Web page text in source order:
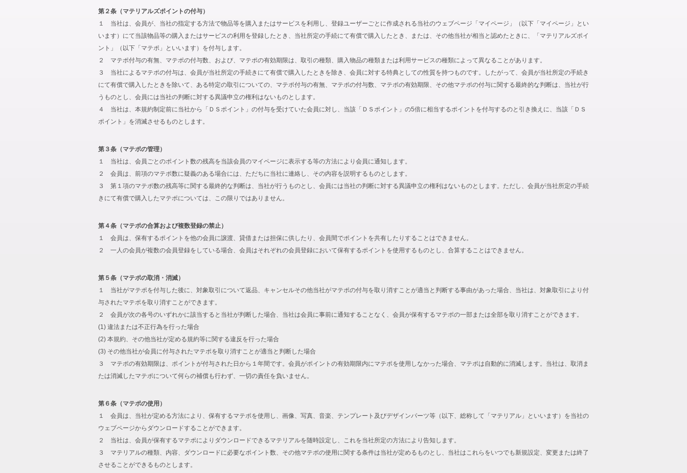
第２条（マテリアルズポイントの付与）
１ 当社は、会員が、当社の指定する方法で物品等を購入またはサービスを利用し、登録ユーザーごとに作成される当社のウェブページ「マイページ」（以下「マイページ」とい
います）にて当該物品等の購入またはサービスの利用を登録したとき、当社所定の手続にて有償で購入したとき、または、その他当社が相当と認めたときに、「マテリアルズポイ
ント」（以下「マテポ」といいます）を付与します。
２ マテポ付与の有無、マテポの付与数、および、マテポの有効期限は、取引の種類、購入物品の種類または利用サービスの種類によって異なることがあります。
３ 当社によるマテポの付与は、会員が当社所定の手続きにて有償で購入したときを除き、会員に対する特典としての性質を持つものです。したがって、会員が当社所定の手続き
にて有償で購入したときを除いて、ある特定の取引についての、マテポ付与の有無、マテポの付与数、マテポの有効期限、その他マテポの付与に関する最終的な判断は、当社が行
うものとし、会員には当社の判断に対する異議申立の権利はないものとします。
４ 当社は、本規約制定前に当社から「ＤＳポイント」の付与を受けていた会員に対し、当該「ＤＳポイント」の5倍に相当するポイントを付与するのと引き換えに、当該「ＤＳ
ポイント」を消滅させるものとします。
第３条（マテポの管理）
１ 当社は、会員ごとのポイント数の残高を当該会員のマイページに表示する等の方法により会員に通知します。
２ 会員は、前項のマテポ数に疑義のある場合には、ただちに当社に連絡し、その内容を説明するものとします。
３ 第１項のマテポ数の残高等に関する最終的な判断は、当社が行うものとし、会員には当社の判断に対する異議申立の権利はないものとします。ただし、会員が当社所定の手続
きにて有償で購入したマテポについては、この限りではありません。
第４条（マテポの合算および複数登録の禁止）
１ 会員は、保有するポイントを他の会員に譲渡、貸借または担保に供したり、会員間でポイントを共有したりすることはできません。
２ 一人の会員が複数の会員登録をしている場合、会員はそれぞれの会員登録において保有するポイントを使用するものとし、合算することはできません。
第５条（マテポの取消・消滅）
１ 当社がマテポを付与した後に、対象取引について返品、キャンセルその他当社がマテポの付与を取り消すことが適当と判断する事由があった場合、当社は、対象取引により付
与されたマテポを取り消すことができます。
２ 会員が次の各号のいずれかに該当すると当社が判断した場合、当社は会員に事前に通知することなく、会員が保有するマテポの一部または全部を取り消すことができます。
(1) 違法または不正行為を行った場合
(2) 本規約、その他当社が定める規約等に関する違反を行った場合
(3) その他当社が会員に付与されたマテポを取り消すことが適当と判断した場合
３ マテポの有効期限は、ポイントが付与された日から１年間です。会員がポイントの有効期限内にマテポを使用しなかった場合、マテポは自動的に消滅します。当社は、取消ま
たは消滅したマテポについて何らの補償も行わず、一切の責任を負いません。
第６条（マテポの使用）
１ 会員は、当社が定める方法により、保有するマテポを使用し、画像、写真、音楽、テンプレート及びデザインパーツ等（以下、総称して「マテリアル」といいます）を当社の
ウェブページからダウンロードすることができます。
２ 当社は、会員が保有するマテポによりダウンロードできるマテリアルを随時設定し、これを当社所定の方法により告知します。
３ マテリアルの種類、内容、ダウンロードに必要なポイント数、その他マテポの使用に関する条件は当社が定めるものとし、当社はこれらをいつでも新規設定、変更または終了
させることができるものとします。